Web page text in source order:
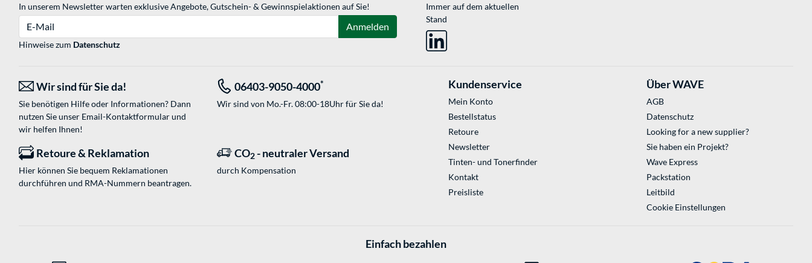
In unserem Newsletter warten exklusive Angebote, Gutschein- & Gewinnspielaktionen auf Sie!
Anmelden
Hinweise zum Datenschutz
Immer auf dem aktuellen
Stand
Wir sind für Sie da!
Sie benötigen Hilfe oder Informationen? Dann
nutzen Sie unser Email-Kontaktformularund
wir helfen Ihnen!
06403-9050-4000*
Wir sind von Mo.-Fr. 08:00-18Uhr für Sie da!
Retoure & Reklamation
Hier können Sie bequem Reklamationen
durchführen und RMA-Nummern beantragen.
CO2 - neutraler Versand
durch Kompensation
Kundenservice
Mein Konto
Bestellstatus
Retoure
Newsletter
Tinten- und Tonerfinder
Kontakt
Preisliste
Über WAVE
AGB
Datenschutz
Looking for a new supplier?
Sie haben ein Projekt?
Wave Express
Packstation
Leitbild
Cookie Einstellungen
Einfach bezahlen